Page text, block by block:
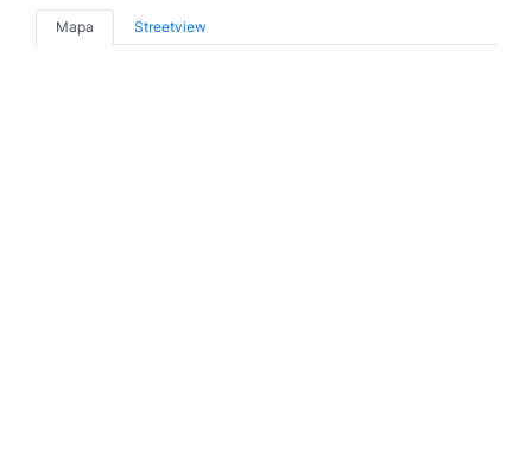
Mapa Streetview